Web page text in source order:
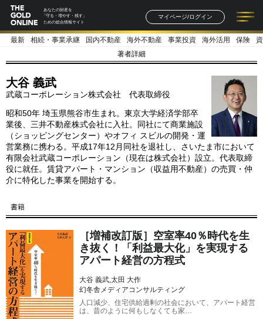
あなたの財産を
「守る・増やす・残す」
ための総合情報サイト
マイページ/ログイン
記事一覧 連載一覧
著者一覧 書籍一覧
最新 相続・事業承継 国内不動産 海外不動産 事業投資 海外活用 保険
著者詳細
大谷 義武
武蔵コーポレーション株式会社 代表取締役
昭和50年 埼玉県熊谷市生まれ。東京大学経済学部卒
業後、三井不動産株式会社に入社。同社にて商業施設
（ショッピングセンター）やオフィ スビルの開発・運
営業務に携わる。平成17年12月同社を退社し、さいたま市において
有限会社武蔵コーポレーション（現在は株式会社）設立。代表取締
役に就任。賃貸アパート・マンション（収益用不動産）の売買・仲
介に特化した事業を開始する。
書籍
［増補改訂版］空室率40％時代を生
き抜く！「利益最大化」を実現する
アパート経営の方程式
大谷 義武,太田 大作
幻冬舎メディアコンサルティング
人口減少、住宅供給過剰の社会において、アパート経営
は、昔のように何もしなくても家…